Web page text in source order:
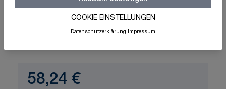
COOKIE EINSTELLUNGEN
Datenschutzerklärung Impressum
Made in Germany
58,24 €